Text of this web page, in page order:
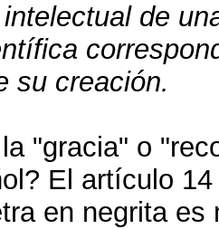
de
su creación.
"gracia" o
El artículo
en negrita es